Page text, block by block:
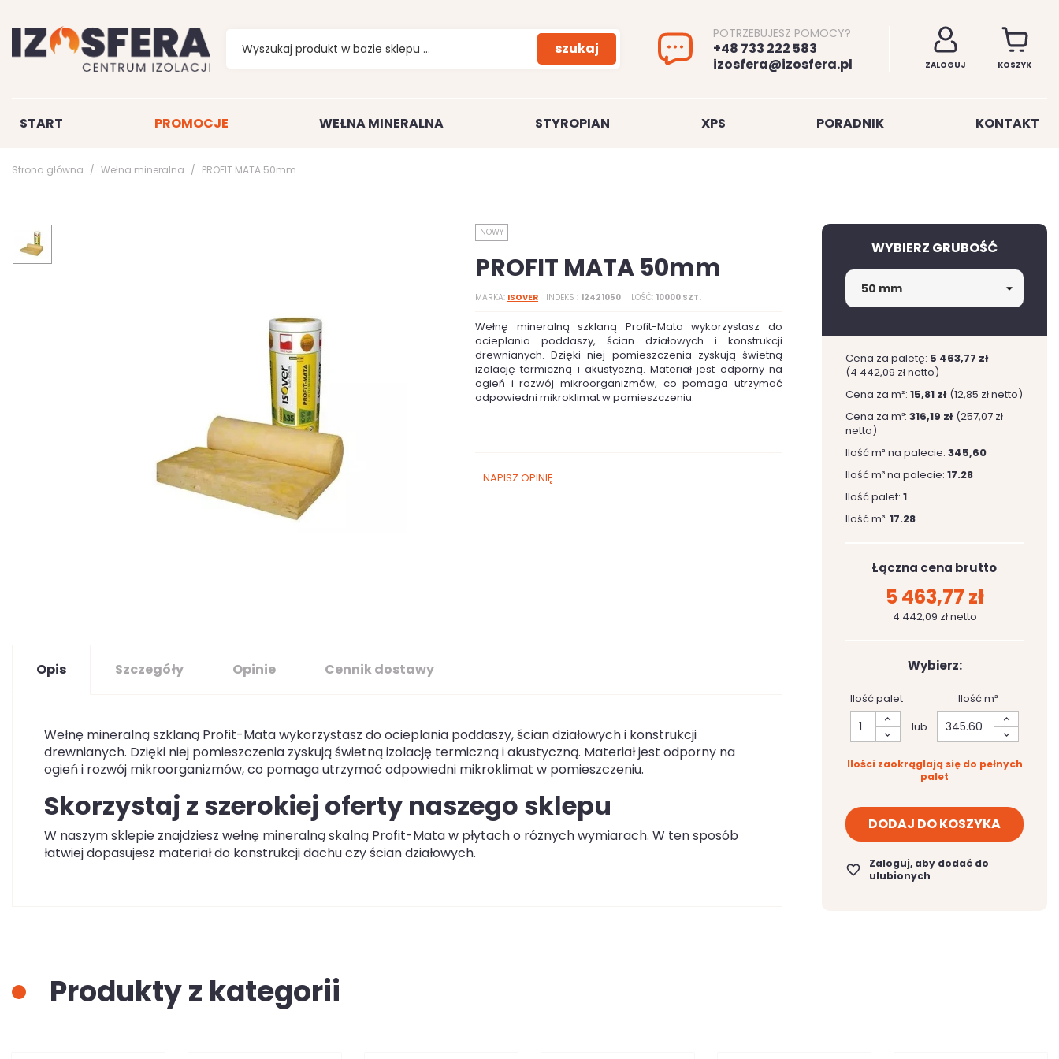
szukaj
POTRZEBUJESZ POMOCY?
+48 733 222 583
izosfera@izosfera.pl
ZALOGUJ KOSZYK
START PROMOCJE WEŁNA MINERALNA STYROPIAN XPS PORADNIK KONTAKT
Strona główna Wełna mineralna PROFIT MATA 50mm
NOWY
PROFIT MATA 50mm
MARKA ISOVER INDEKS 12421050 ILOŚĆ 10000 SZT.
Wełnę mineralną szklaną Profit-Mata wykorzystasz do
ocieplania poddaszy, ścian działowych i konstrukcji
drewnianych. Dzięki niej pomieszczenia zyskują świetną
izolację termiczną i akustyczną. Materiał jest odporny na
ogień i rozwój mikroorganizmów, co pomaga utrzymać
odpowiedni mikroklimat w pomieszczeniu.
NAPISZ OPINIĘ
Opis Szczegóły Opinie Cennik dostawy
Wełnę mineralną szklaną Profit-Mata wykorzystasz do ocieplania poddaszy, ścian działowych i konstrukcji
drewnianych. Dzięki niej pomieszczenia zyskują świetną izolację termiczną i akustyczną. Materiał jest odporny na
ogień i rozwój mikroorganizmów, co pomaga utrzymać odpowiedni mikroklimat w pomieszczeniu.
Skorzystaj z szerokiej oferty naszego sklepu
W naszym sklepie znajdziesz wełnę mineralną skalną Profit-Mata w płytach o różnych wymiarach. W ten sposób
łatwiej dopasujesz materiał do konstrukcji dachu czy ścian działowych.
WYBIERZ GRUBOŚĆ
Cena za paletę: 5 463,77 zł
(4 442,09 zł netto)
Cena za m²: 15,81 zł (12,85 zł netto)
Cena za m³: 316,19 zł (257,07 zł
netto)
Ilość m² na palecie: 345,60
Ilość m³ na palecie: 17.28
Ilość palet: 1
Ilość m³: 17.28
Łączna cena brutto
5 463,77 zł
4 442,09 zł netto
Wybierz:
Ilość palet
lub
Ilość m²
Ilości zaokrąglają się do pełnych
palet
DODAJ DO KOSZYKA
favorite_border
Zaloguj, aby dodać do
ulubionych
Produkty z kategorii